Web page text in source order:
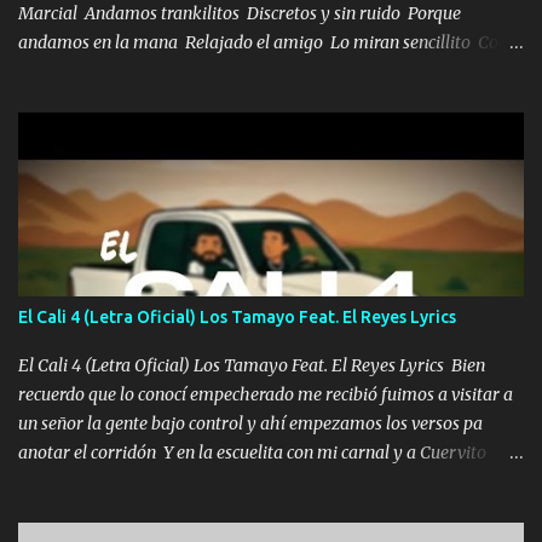
Marcial Andamos trankilitos Discretos y sin ruido Porque
andamos en la mana Relajado el amigo Lo miran sencillito Con
coronamos Se jala los marciales Y sus guitarras ya van sonando
Un gallardo me prendo Para agarrar el vuelo y la mente y
tranquilizando Tomense un buen trago Y así es como empezamos
los versos que voy cantando (Music) A vido alta y bajas La carreta
se atora Pero nunca le aflojamos Ya me han pasado cosas Y
aunque ustedes no sepan Pero la vida es muy corta Hay que
echarle chingazos Y seguir trabajando porque nada es...
El Cali 4 (Letra Oficial) Los Tamayo Feat. El Reyes Lyrics
El Cali 4 (Letra Oficial) Los Tamayo Feat. El Reyes Lyrics Bien
recuerdo que lo conocí empecherado me recibió fuimos a visitar a
un señor la gente bajo control y ahí empezamos los versos pa
anotar el corridón Y en la escuelita con mi carnal y a Cuervito